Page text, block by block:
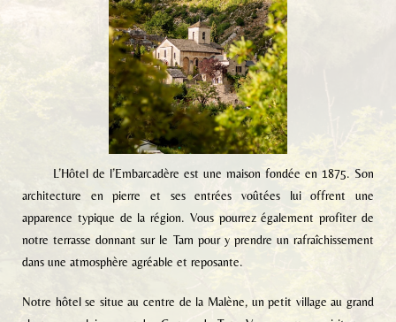
L’Hôtel de l’Embarcadère est une maison fondée en 1875. Son
architecture en pierre et ses entrées voûtées lui offrent une
apparence typique de la région. Vous pourrez également profiter de
notre terrasse donnant sur le Tarn pour y prendre un rafraîchissement
dans une atmosphère agréable et reposante.
Notre hôtel se situe au centre de la Malène, un petit village au grand